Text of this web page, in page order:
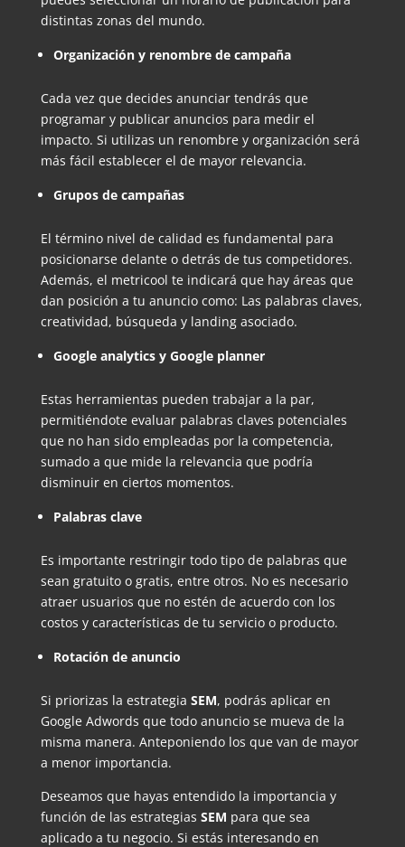
distintas zonas del mundo.
Organización y renombre de campaña
Cada vez que decides anunciar tendrás que
programar y publicar anuncios para medir el
impacto. Si utilizas un renombre y organización será
más fácil establecer el de mayor relevancia.
Grupos de campañas
El término nivel de calidad es fundamental para
posicionarse delante o detrás de tus competidores.
Además, el metricool te indicará que hay áreas que
dan posición a tu anuncio como: Las palabras claves,
creatividad, búsqueda y landing asociado.
Google analytics y Google planner
Estas herramientas pueden trabajar a la par,
permitiéndote evaluar palabras claves potenciales
que no han sido empleadas por la competencia,
sumado a que mide la relevancia que podría
disminuir en ciertos momentos.
Palabras clave
Es importante restringir todo tipo de palabras que
sean gratuito o gratis, entre otros. No es necesario
atraer usuarios que no estén de acuerdo con los
costos y características de tu servicio o producto.
Rotación de anuncio
Si priorizas la estrategia SEM, podrás aplicar en
Google Adwords que todo anuncio se mueva de la
misma manera. Anteponiendo los que van de mayor
a menor importancia.
Deseamos que hayas entendido la importancia y
función de las estrategias SEM para que sea
aplicado a tu negocio. Si estás interesando en